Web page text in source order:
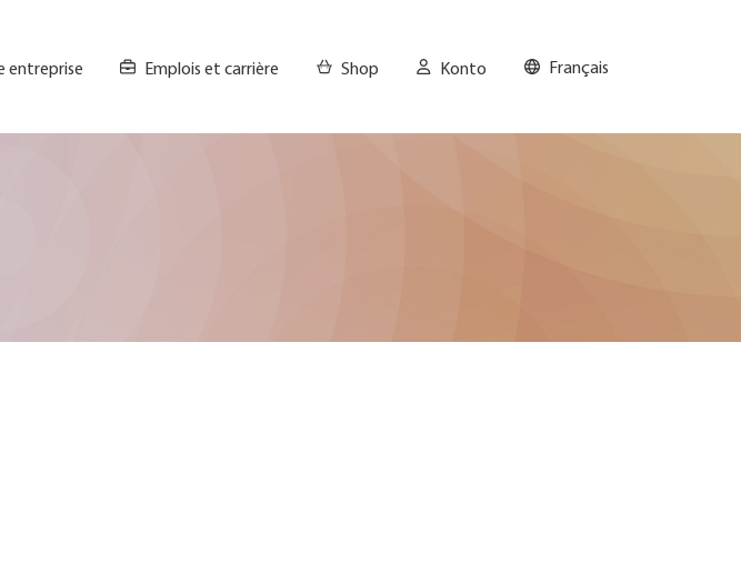
entreprise Emplois et carrière Shop Konto Français